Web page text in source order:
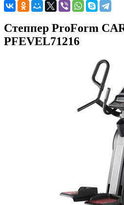
Степпер ProForm
PFEVEL71216